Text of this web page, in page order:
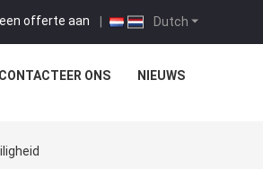
Dutch
offerte aan |
CONTACTEER ONS NIEUWS